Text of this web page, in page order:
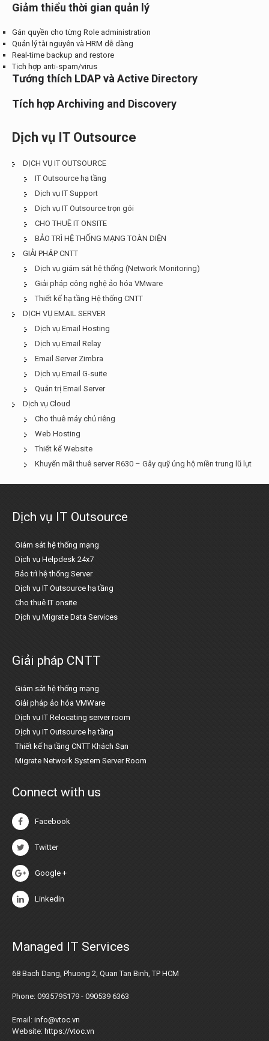
Giảm thiểu thời gian quản lý
Gán quyền cho từng Role administration
Quản lý tài nguyên và HRM dễ dàng
Real-time backup and restore
Tịch hợp anti-spam/virus
Tướng thích LDAP và Active Directory
Tích hợp Archiving and Discovery
Dịch vụ IT Outsource
DỊCH VỤ IT OUTSOURCE
IT Outsource hạ tầng
Dịch vụ IT Support
Dịch vụ IT Outsource trọn gói
CHO THUÊ IT ONSITE
BẢO TRÌ HỆ THỐNG MẠNG TOÀN DIỆN
GIẢI PHÁP CNTT
Dịch vụ giám sát hệ thống (Network Monitoring)
Giải pháp công nghệ ảo hóa VMware
Thiết kế hạ tầng Hệ thống CNTT
DỊCH VỤ EMAIL SERVER
Dịch vụ Email Hosting
Dịch vụ Email Relay
Email Server Zimbra
Dịch vụ Email G-suite
Quản trị Email Server
Dịch vụ Cloud
Cho thuê máy chủ riêng
Web Hosting
Thiết kế Website
Khuyến mãi thuê server R630 – Gây quỹ ủng hộ miền trung lũ lụt
Dịch vụ IT Outsource
Giám sát hệ thống mạng
Dịch vụ Helpdesk 24x7
Bảo trì hệ thống Server
Dịch vụ IT Outsource hạ tầng
Cho thuê IT onsite
Dịch vụ Migrate Data Services
Giải pháp CNTT
Giám sát hệ thống mạng
Giải pháp ảo hóa VMWare
Dịch vụ IT Relocating server room
Dịch vụ IT Outsource hạ tầng
Thiết kế hạ tầng CNTT Khách Sạn
Migrate Network System Server Room
Connect with us
Facebook
Twitter
Google +
Linkedin
Managed IT Services
68 Bach Dang, Phuong 2, Quan Tan Binh, TP HCM
Phone: 0935795179 - 090539 6363
Email: info@vtoc.vn
Website: https://vtoc.vn